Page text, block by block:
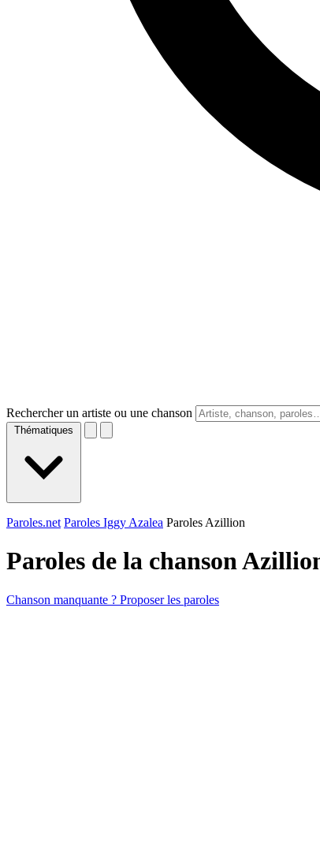
Rechercher un artiste ou une chanson
Thématiques
Paroles.net Paroles Iggy Azalea Paroles Azillion
Paroles de la chanson
Chanson manquante ? Proposer les paroles